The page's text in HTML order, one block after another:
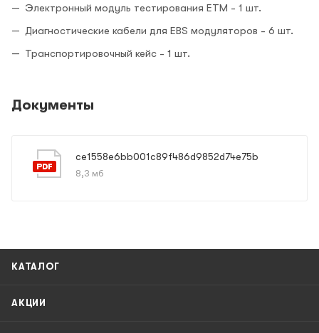
Электронный модуль тестирования ETM - 1 шт.
Диагностические кабели для EBS модуляторов - 6 шт.
Транспортировочный кейс - 1 шт.
Документы
ce1558e6bb001c89f486d9852d74e75b
8,3 мб
КАТАЛОГ
АКЦИИ